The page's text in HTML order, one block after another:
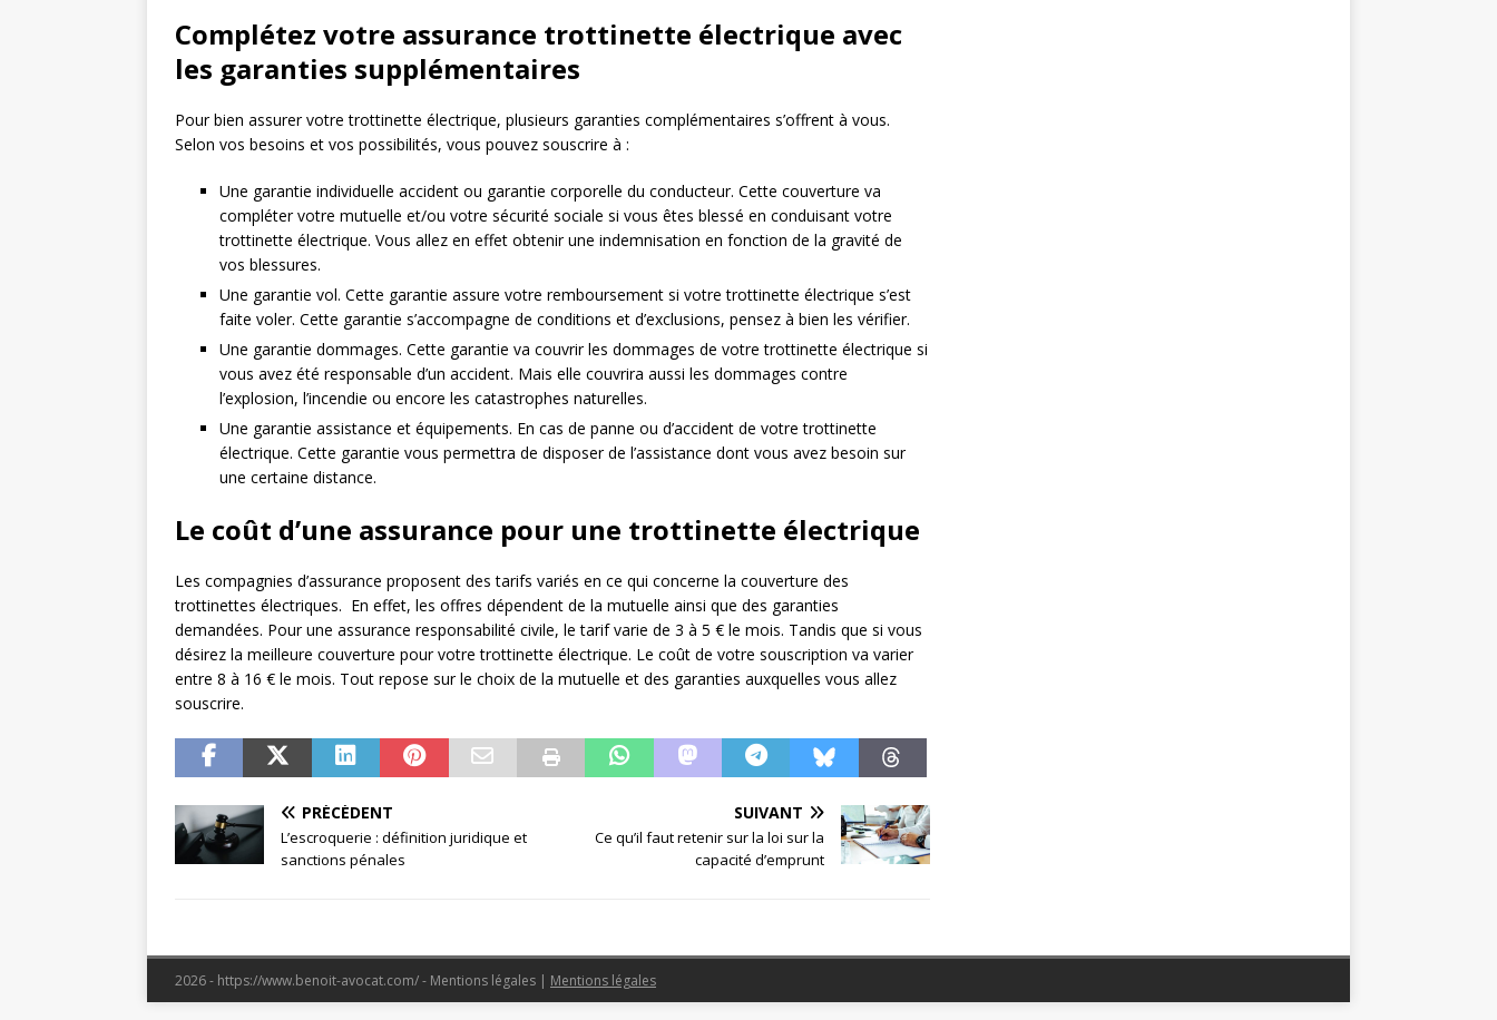
Complétez votre assurance trottinette électrique avec
les garanties supplémentaires
Pour bien assurer votre trottinette électrique, plusieurs garanties complémentaires s’offrent à vous.
Selon vos besoins et vos possibilités, vous pouvez souscrire à :
Une garantie individuelle accident ou garantie corporelle du conducteur. Cette couverture va
compléter votre mutuelle et/ou votre sécurité sociale si vous êtes blessé en conduisant votre
trottinette électrique. Vous allez en effet obtenir une indemnisation en fonction de la gravité de
vos blessures.
Une garantie vol. Cette garantie assure votre remboursement si votre trottinette électrique s’est
faite voler. Cette garantie s’accompagne de conditions et d’exclusions, pensez à bien les vérifier.
Une garantie dommages. Cette garantie va couvrir les dommages de votre trottinette électrique si
vous avez été responsable d’un accident. Mais elle couvrira aussi les dommages contre
l’explosion, l’incendie ou encore les catastrophes naturelles.
Une garantie assistance et équipements. En cas de panne ou d’accident de votre trottinette
électrique. Cette garantie vous permettra de disposer de l’assistance dont vous avez besoin sur
une certaine distance.
Le coût d’une assurance pour une trottinette électrique
Les compagnies d’assurance proposent des tarifs variés en ce qui concerne la couverture des
trottinettes électriques. En effet, les offres dépendent de la mutuelle ainsi que des garanties
demandées. Pour une assurance responsabilité civile, le tarif varie de 3 à 5 € le mois. Tandis que si vous
désirez la meilleure couverture pour votre trottinette électrique. Le coût de votre souscription va varier
entre 8 à 16 € le mois. Tout repose sur le choix de la mutuelle et des garanties auxquelles vous allez
souscrire.
PRÉCÉDENT
L’escroquerie : définition juridique et
sanctions pénales
SUIVANT
Ce qu’il faut retenir sur la loi sur la
capacité d’emprunt
2026 - https://www.benoit-avocat.com/ - Mentions légales | Mentions légales